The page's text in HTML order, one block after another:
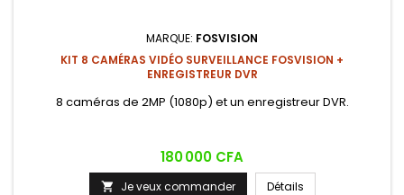
MARQUE: FOSVISION
KIT 8 CAMÉRAS VIDÉO SURVEILLANCE FOSVISION +
ENREGISTREUR DVR
8 caméras de 2MP (1080p) et un enregistreur DVR.
Prix
180 000 CFA
 Je veux commander Détails